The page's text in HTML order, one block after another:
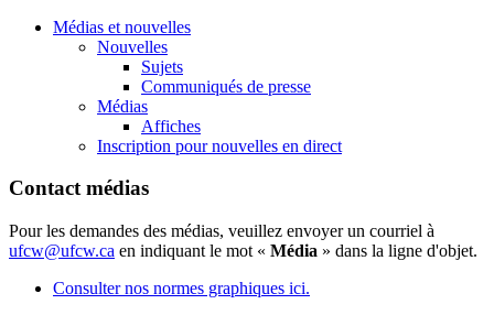
Médias et nouvelles
Nouvelles
Sujets
Communiqués de presse
Médias
Affiches
Inscription pour nouvelles en direct
Contact médias
Pour les demandes des médias, veuillez envoyer un courriel à
ufcw@ufcw.ca en indiquant le mot « Média » dans la ligne d'objet.
Consulter nos normes graphiques ici.